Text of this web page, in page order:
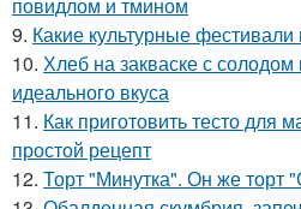
9. Какие культурные
10. Хлеб на закваске с солодом
идеального вкуса
11. Как приготовить тесто для
простой рецепт
12. Торт "Минутка". Он же торт